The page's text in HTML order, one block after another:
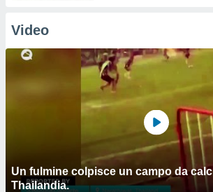
Video
Un fulmine colpisce un campo da
Thailandia.